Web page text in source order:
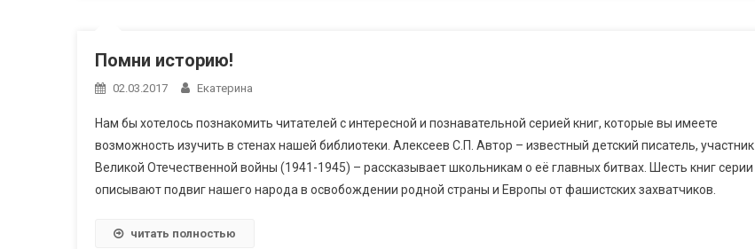
Помни историю!
02.03.2017 Екатерина
Нам бы хотелось познакомить читателей с интересной и познавательной серией книг, которые вы имеете
возможность изучить в стенах нашей библиотеки. Алексеев С.П. Автор – известный детский писатель, участник
Великой Отечественной войны (1941-1945) – рассказывает школьникам о её главных битвах. Шесть книг серии
описывают подвиг нашего народа в освобождении родной страны и Европы от фашистских захватчиков.
читать полностью